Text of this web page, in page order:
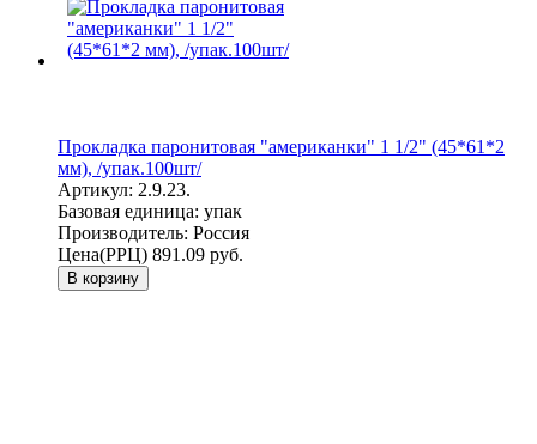
Прокладка паронитовая "американки" 1 1/2" (45*61*2
мм), /упак.100шт/
Артикул: 2.9.23.
Базовая единица: упак
Производитель: Россия
Цена(РРЦ) 891.09 руб.
В корзину